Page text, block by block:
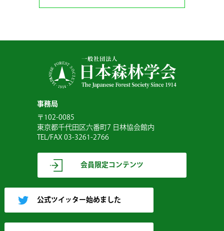
事務局
〒102-0085
東京都千代田区六番町7 日林協会館内
TEL/FAX 03-3261-2766
会員限定コンテンツ
公式ツイッター始めました